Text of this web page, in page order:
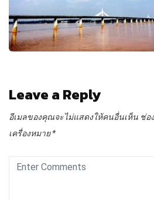
Leave a Reply
อีเมลของคุณจะไม่แสดงให้คนอื่นเห็น ช่อ
เครื่องหมาย*